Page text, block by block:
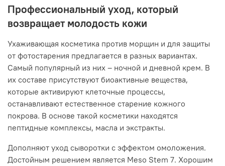
Профессиональный уход, который
возвращает молодость кожи
Ухаживающая косметика против морщин и для защиты
от фотостарения предлагается в разных вариантах.
Самый популярный из них – ночной и дневной крем. В
их составе присутствуют биоактивные вещества,
которые активируют клеточные процессы,
останавливают естественное старение кожного
покрова. В основе такой косметики находятся
пептидные комплексы, масла и экстракты.
Дополняют уход сыворотки с эффектом омоложения.
Достойным решением является Meso Stem 7. Хорошим